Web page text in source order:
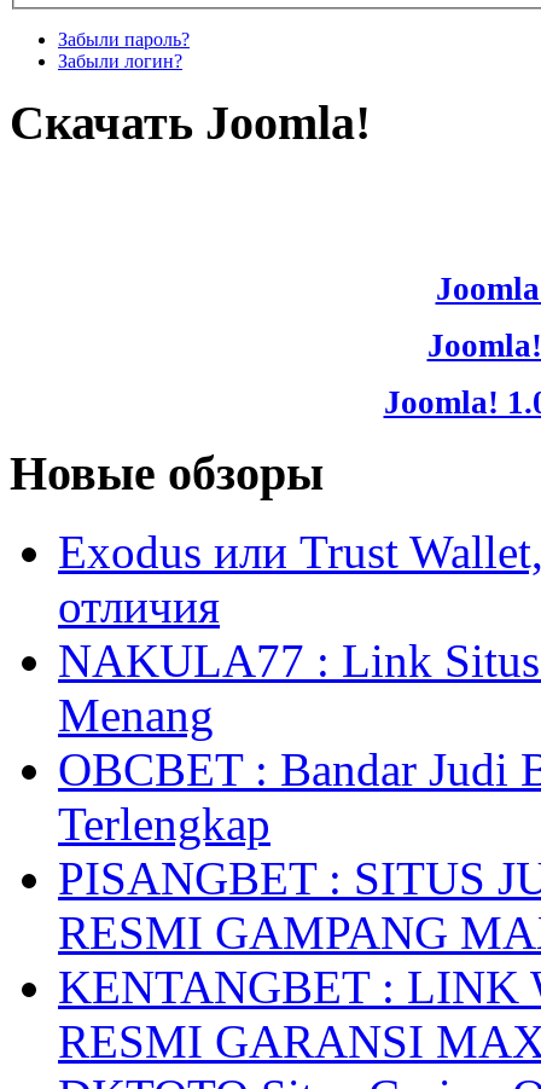
Забыли пароль?
Забыли логин?
Скачать Joomla!
Joomla!
Новые обзоры
Exodus или Trust
отличия
NAKULA77 : Link Situs
Menang
OBCBET : Bandar Judi
Terlengkap
PISANGBET : SITUS
RESMI GAMPANG
KENTANGBET : LINK
RESMI GARANSI